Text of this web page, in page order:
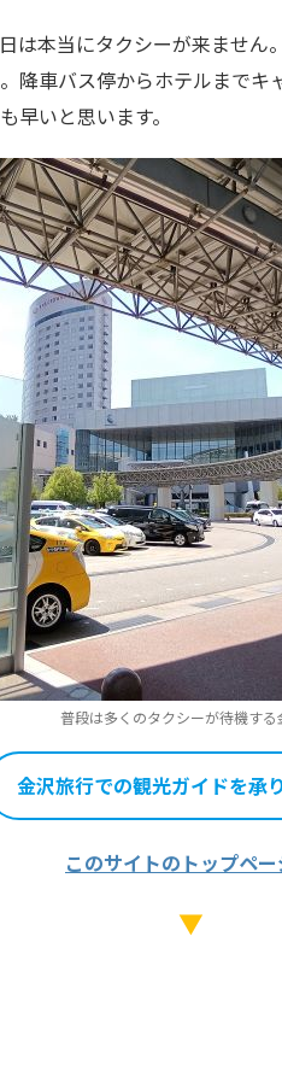
は本当にタクシーが来ません
降車バス停からホテルまで
早いと思います。
普段は多くのタクシーが待機する
金沢旅行での観光ガイドを承
このサイトのトップペ
▼